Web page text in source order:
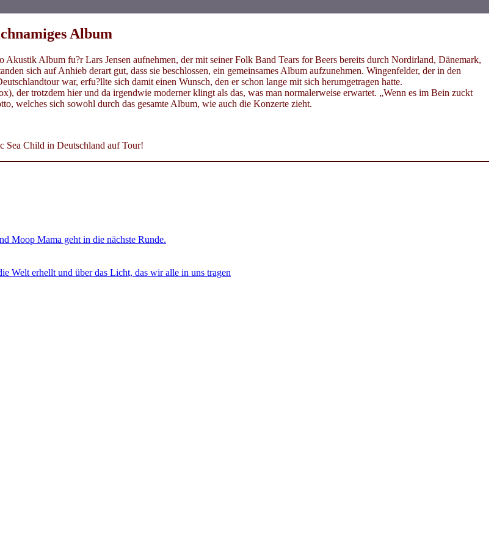
Album
Album fu?r Lars Jensen aufnehmen, der mit seiner Folk Band Tears for Beers bereits durch Nordirland, Dänemark,
sich auf Anhieb derart gut, dass sie beschlossen, ein gemeinsames Album aufzunehmen. Wingenfelder, der in den
war, erfu?llte sich damit einen Wunsch, den er schon lange mit sich herumgetragen hatte.
der trotzdem hier und da irgendwie moderner klingt als das, was man normalerweise erwartet. „Wenn es im Bein zuckt
welches sich sowohl durch das gesamte Album, wie auch die Konzerte zieht.
Sea Child in Deutschland auf Tour!
Moop Mama geht in die nächste Runde.
Welt erhellt und über das Licht, das wir alle in uns tragen